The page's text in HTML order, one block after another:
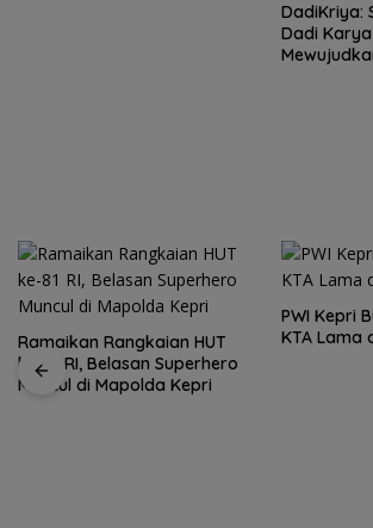
DadiKriya:
Dadi
PWI Kepri Buka Reaktivasi
KTA Lama dan Kadaluarsa